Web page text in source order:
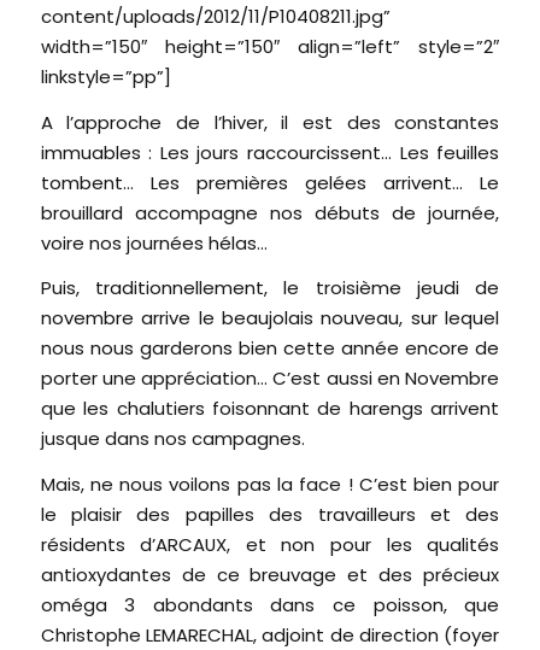
content/uploads/2012/11/P10408211.jpg”
width=”150″ height=”150″ align=”left” style=”2″
linkstyle=”pp”]
A l’approche de l’hiver, il est des constantes
immuables : Les jours raccourcissent… Les feuilles
tombent… Les premières gelées arrivent… Le
brouillard accompagne nos débuts de journée,
voire nos journées hélas…
Puis, traditionnellement, le troisième jeudi de
novembre arrive le beaujolais nouveau, sur lequel
nous nous garderons bien cette année encore de
porter une appréciation… C’est aussi en Novembre
que les chalutiers foisonnant de harengs arrivent
jusque dans nos campagnes.
Mais, ne nous voilons pas la face ! C’est bien pour
le plaisir des papilles des travailleurs et des
résidents d’ARCAUX, et non pour les qualités
antioxydantes de ce breuvage et des précieux
oméga 3 abondants dans ce poisson, que
Christophe LEMARECHAL, adjoint de direction (foyer